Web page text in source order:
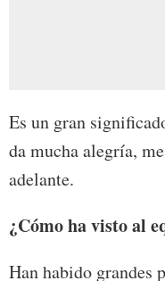
Es un gran
da mucha alegría,
adelante.
¿Cómo ha visto al
Han habido grandes